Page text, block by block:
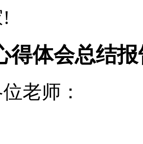
得体会总结
老师：